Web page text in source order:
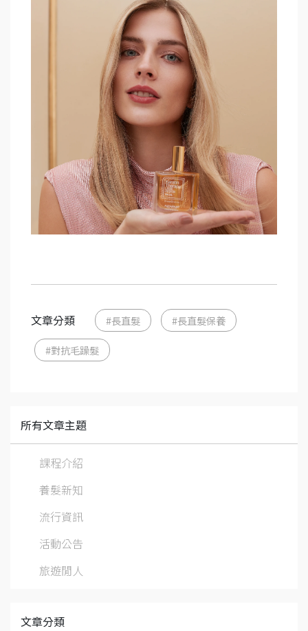
文章分類 #長直髮 #長直髮保養
#對抗毛躁髮
所有文章主題
課程介紹
養髮新知
流行資訊
活動公告
旅遊閒人
文章分類